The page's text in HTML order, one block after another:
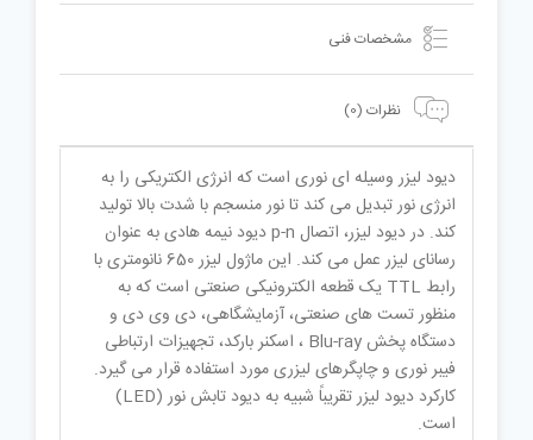
مشخصات فنی
نظرات (0)
دیود لیزر وسیله ای نوری است که انرژی الکتریکی را به
انرژی نور تبدیل می کند تا نور منسجم با شدت بالا تولید
کند. در دیود لیزر، اتصال p-n دیود نیمه هادی به عنوان
رسانای لیزر عمل می کند. این ماژول لیزر 650 نانومتری با
رابط TTL یک قطعه الکترونیکی صنعتی است که به
منظور تست های صنعتی، آزمایشگاهی، دی وی دی و
دستگاه پخش Blu-ray ، اسکنر بارکد، تجهیزات ارتباطی
فیبر نوری و چاپگرهای لیزری مورد استفاده قرار می گیرد.
کارکرد دیود لیزر تقریباً شبیه به دیود تابش نور (LED)
است.